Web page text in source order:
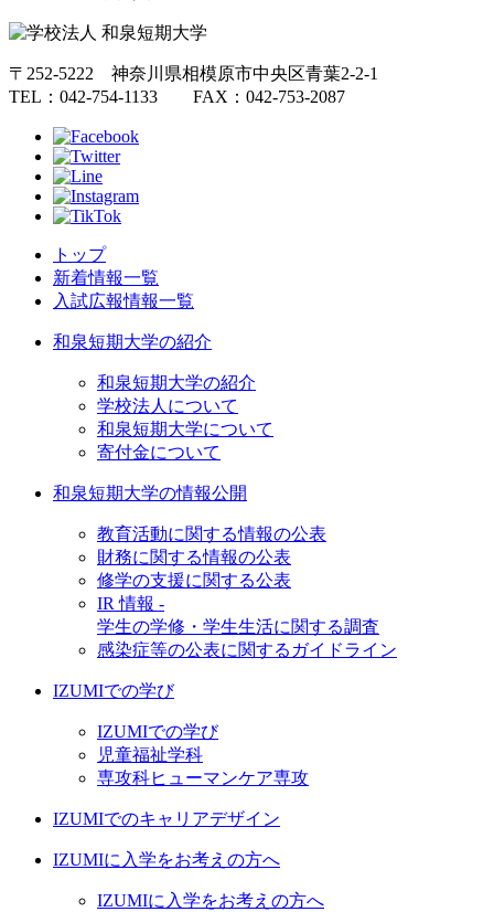
〒252-5222 神奈川県相模原市中央区青葉2-2-1
TEL：042-754-1133 FAX：042-753-2087
トップ
新着情報一覧
入試広報情報一覧
和泉短期大学の紹介
和泉短期大学の紹介
学校法人について
和泉短期大学について
寄付金について
和泉短期大学の情報公開
教育活動に関する情報の公表
財務に関する情報の公表
修学の支援に関する公表
IR 情報 -
学生の学修・学生生活に関する調査
感染症等の公表に関するガイドライン
IZUMIでの学び
IZUMIでの学び
児童福祉学科
専攻科ヒューマンケア専攻
IZUMIでのキャリアデザイン
IZUMIに入学をお考えの方へ
IZUMIに入学をお考えの方へ